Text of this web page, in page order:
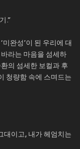
.”
완성’이 된 우리에 대
라는 마음을 섬세하
의 섬세한 보컬과 후
청량함 속에 스며드는
대이고, 내가 헤엄치는